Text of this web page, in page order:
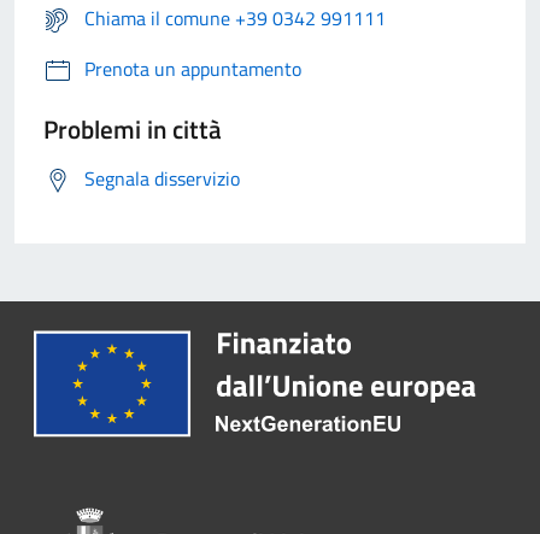
Chiama il comune +39 0342 991111
Prenota un appuntamento
Problemi in città
Segnala disservizio